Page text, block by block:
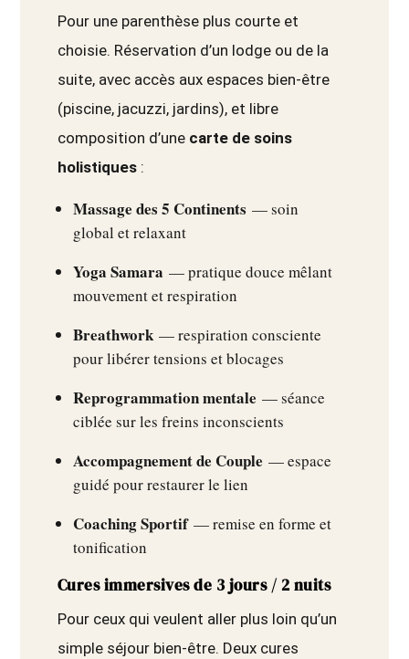
Pour une parenthèse plus courte et
choisie. Réservation d’un lodge ou de la
suite, avec accès aux espaces bien-être
(piscine, jacuzzi, jardins), et libre
composition d’une carte de soins
holistiques:
Massage des 5 Continents — soin
global et relaxant
Yoga Samara — pratique douce mêlant
mouvement et respiration
Breathwork— respiration consciente
pour libérer tensions et blocages
Reprogrammation mentale — séance
ciblée sur les freins inconscients
Accompagnement de Couple — espace
guidé pour restaurer le lien
Coaching Sportif— remise en forme et
tonification
Cures immersives de 3 jours / 2 nuits
Pour ceux qui veulent aller plus loin qu’un
simple séjour bien-être. Deux cures